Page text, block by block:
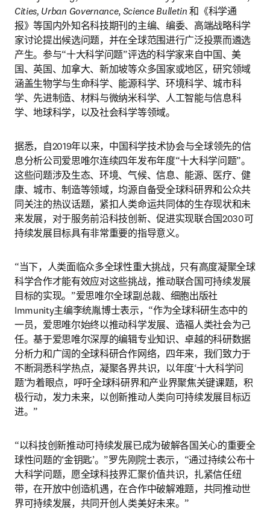
Cities, Urban Governance, Science Bulletin 和《科学通
报》等国内外知名科技期刊的主编、编委、高端战略科学
家讨论提出候选问题，并在全球范围进行广泛投票而遴选
产生。参与“十大科学问题”评选的科学家来自中国、美
国、英国、加拿大、新加坡等众多国家或地区，研究领域
涵盖生物学与生命科学、能源科学、环境科学、城市科
学、先进制造、材料与微纳米科学、人工智能与信息科
学、地球科学，以及社会科学等领域。
据悉，自2019年以来，中国科学技术协会与全球领先的信
息分析公司爱思唯尔连续四年发布年度“十大科学问题”。
这些问题涉及生态、环境、气候、信息、能源、医疗、健
康、城市、制造等领域，均源自备受全球科研界和公众共
同关注的热议话题，紧扣人类命运共同体的生存现状和未
来发展，对于服务前沿科技创新、促进实现联合国2030可
持续发展目标具有非常重要的指导意义。
“当下，人类面临众多全球性重大挑战，只有高度凝聚全球
科学合作才能有效应对这些挑战，推动联合国可持续发展
目标的实现。”爱思唯尔全球副总裁、细胞出版社
Immunity主编李统胤博士表示，“作为全球科研生态中的
一员，爱思唯尔始终以推动科学发展、造福人类社会为己
任。基于爱思唯尔深厚的编辑专业知识、卓越的科研数据
分析力和广阔的全球科研合作网络，四年来，我们致力于
不断洞悉科学热点，凝聚各界共识，以年度‘十大科学问
题’为着眼点，呼吁全球科研界和产业界聚焦关键课题，积
极行动，发力未来，以创新推动人类向可持续发展目标迈
进。”
“以科技创新推动可持续发展已成为破解各国关心的重要全
球性问题的‘金钥匙’。”罗先刚院士表示，“通过持续公布十
大科学问题，愿全球科技界汇聚价值共识，扎紧信任纽
带，在开放中创造机遇，在合作中破解难题，共同推动世
界可持续发展，共同开创人类美好未来。”